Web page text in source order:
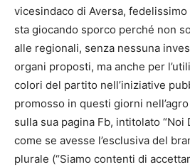
vicesindaco di Aversa,
sta giocando sporco perché non
alle regionali, senza nessuna
organi proposti, ma anche per
colori del partito nell’iniziative
promosso in questi giorni
sulla sua pagina Fb, intitolato “Noi
come se avesse l’esclusiva del
plurale (“Siamo contenti di